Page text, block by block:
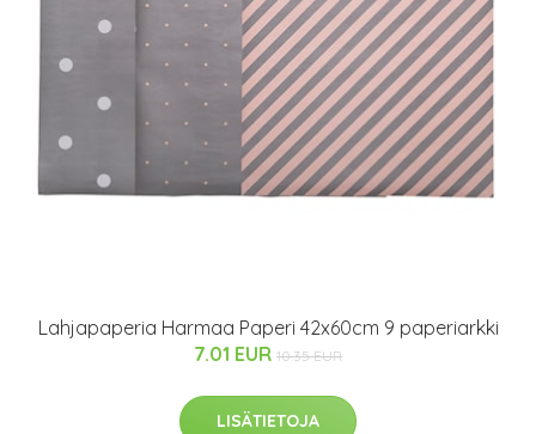
Lahjapaperia Harmaa Paperi 42x60cm 9 paperiarkki
7.01 EUR 10.35 EUR
LISÄTIETOJA